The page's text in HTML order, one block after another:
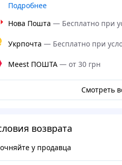
Подробнее
Нова Пошта — Бесплатно при
Укрпочта — Бесплатно при
Meest ПОШТА— от 30 грн
Смотреть
возврата
у продавца